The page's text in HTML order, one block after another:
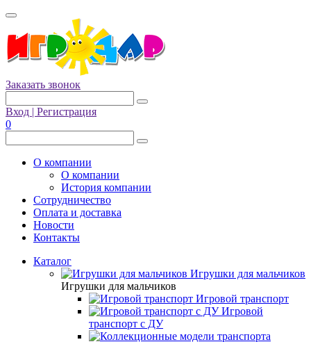
Заказать звонок
Вход | Регистрация
0
О компании
О компании
История компании
Сотрудничество
Оплата и доставка
Новости
Контакты
Каталог
Игрушки для мальчиков
Игрушки для мальчиков
Игровой транспорт
Игровой
транспорт с ДУ